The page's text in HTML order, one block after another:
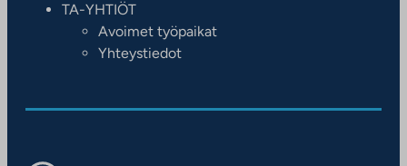
TA-YHTIÖT
Avoimet työpaikat
Yhteystiedot